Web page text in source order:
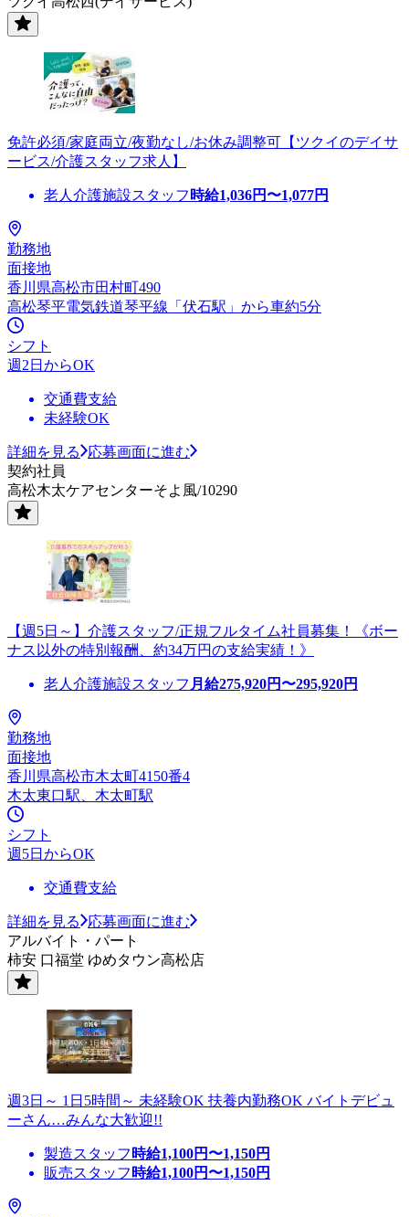
免許必須/家庭両立/夜勤なし/お休み調整可【ツクイのデイサ
ービス/介護スタッフ求人】
老人介護施設スタッフ 時給1,036円〜1,077円
勤務地
面接地
香川県高松市田村町490
高松琴平電気鉄道琴平線「伏石駅」から車約5分
シフト
週2日からOK
交通費支給
未経験OK
詳細を見る
応募画面に進む
契約社員
高松木太ケアセンターそよ風/10290
【週5日～】介護スタッフ/正規フルタイム社員募集！《ボー
ナス以外の特別報酬、約34万円の支給実績！》
老人介護施設スタッフ 月給275,920円〜295,920円
勤務地
面接地
香川県高松市木太町4150番4
木太東口駅、木太町駅
シフト
週5日からOK
交通費支給
詳細を見る
応募画面に進む
アルバイト・パート
柿安 口福堂 ゆめタウン高松店
週3日～ 1日5時間～ 未経験OK 扶養内勤務OK バイトデビュ
ーさん…みんな大歓迎!!
製造スタッフ 時給1,100円〜1,150円
販売スタッフ 時給1,100円〜1,150円